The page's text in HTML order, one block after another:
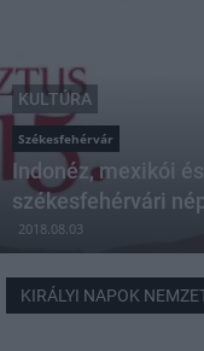
KULTÚRA
Székesfehérvár
Indonéz, mexikói
székesfehérvári
2018.08.03
KIRÁLYI NAPOK